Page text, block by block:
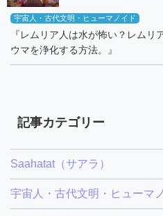
宇宙人・古代文明・ヒューマノイド
『レムリア人は水が怖い？レム
ウマを浄化する方法。』
記事カテゴリー
Saahatat（サアラ）
宇宙人・古代文明・ヒューマ